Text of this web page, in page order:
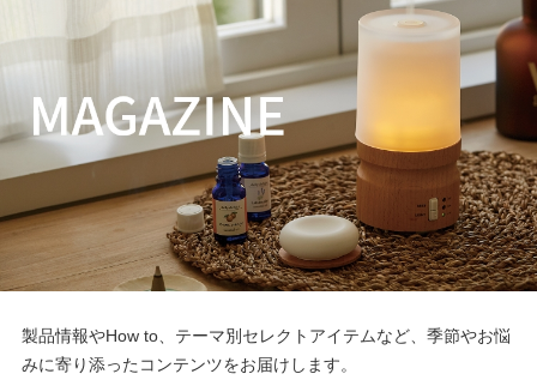
製品情報やHow to、テーマ別セレクトアイテムなど、季節やお悩
みに寄り添ったコンテンツをお届けします。